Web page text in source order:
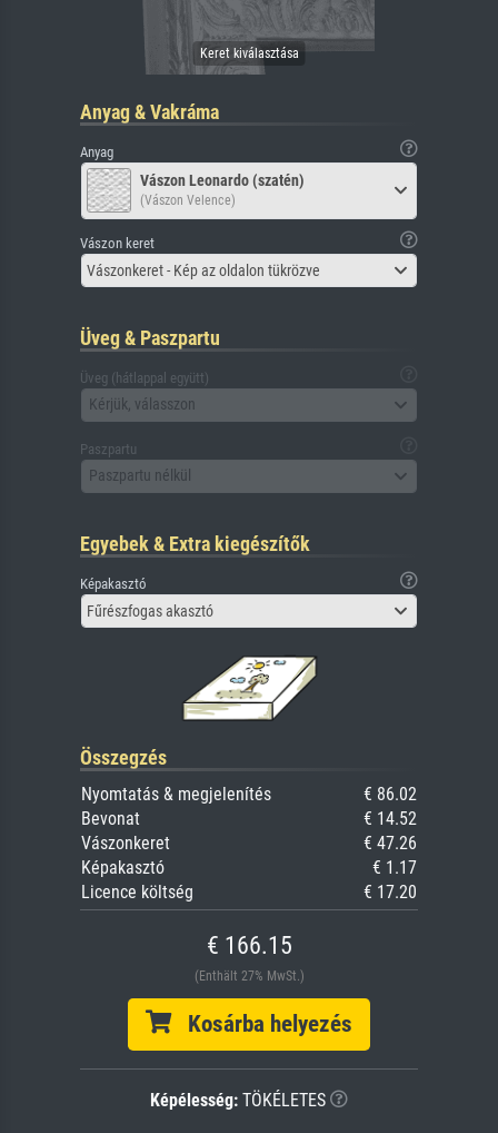
Anyag & Vakráma
Anyag
Vászon Leonardo (szatén)
(Vászon Velence)
Vászon keret
Vászonkeret - Kép az oldalon tükrözve
Üveg & Paszpartu
Üveg (hátlappal együtt)
Kérjük, válasszon
Paszpartu
Paszpartu nélkül
Egyebek & Extra kiegészítők
Képakasztó
Fűrészfogas akasztó
Összegzés
Nyomtatás & megjelenítés
€ 86.02
Bevonat
€ 14.52
Vászonkeret
€ 47.26
Képakasztó
€ 1.17
Licence költség
€ 17.20
€ 166.15
(Enthält 27% MwSt.)
Kosárba helyezés
Képélesség: TÖKÉLETES